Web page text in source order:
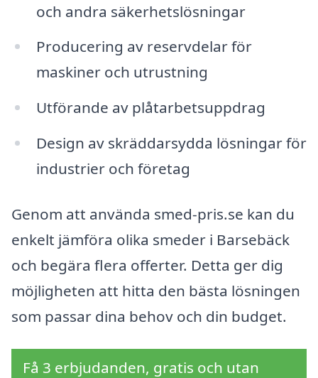
och andra säkerhetslösningar
Producering av reservdelar för
maskiner och utrustning
Utförande av plåtarbetsuppdrag
Design av skräddarsydda lösningar för
industrier och företag
Genom att använda smed-pris.se kan du
enkelt jämföra olika smeder i Barsebäck
och begära flera offerter. Detta ger dig
möjligheten att hitta den bästa lösningen
som passar dina behov och din budget.
Få 3 erbjudanden, gratis och utan